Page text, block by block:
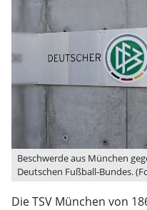
Beschwerde aus München
Deutschen Fußball-Bundes.
Die TSV München von